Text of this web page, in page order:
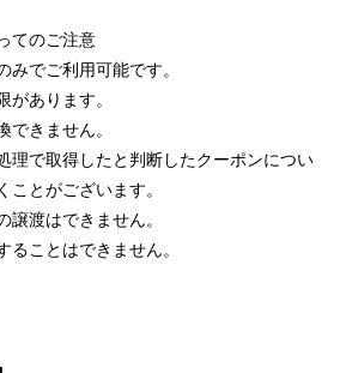
てのご注意
でご利用可能です。
あります。
きません。
理で取得したと判断したクーポンについ
とがございます。
渡はできません。
ことはできません。